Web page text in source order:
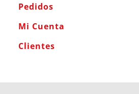
Pedidos
Mi Cuenta
Clientes